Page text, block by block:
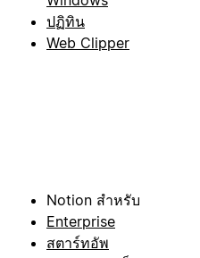
ปฏิทิน
Web Clipper
Notion สำหรับ
Enterprise
สตาร์ทอัพ